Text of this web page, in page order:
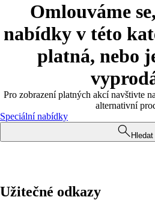
Omlouváme
nabídky v této
platná, nebo
Pro zobrazení platných akcí navštivte
alternativní
Speciální nabídky
Hledat
Užitečné odkazy